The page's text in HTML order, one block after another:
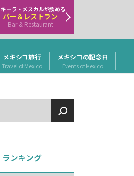
メキシコ旅行
Travel of Mexico
メキシコの記念日
Events of Mexico
キーラ・メスカルが飲める
バー＆レストラン
Bar & Restaurant
ランキング